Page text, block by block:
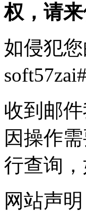
权，请来
如侵犯
收到邮
因操作
行查询
网站声